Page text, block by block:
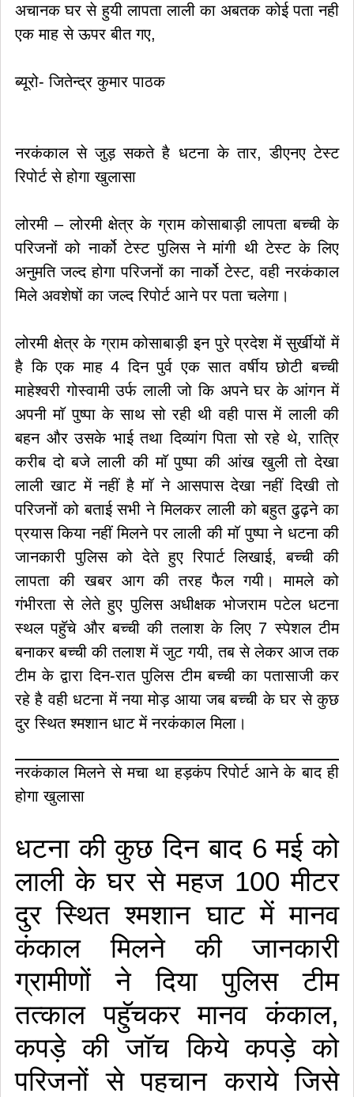
अचानक घर से हुयी लापता लाली का अबतक कोई पता नही
एक माह से ऊपर बीत गए,
ब्यूरो- जितेन्द्र कुमार पाठक
नरकंकाल से जुड़ सकते है धटना के तार, डीएनए टेस्ट
रिपोर्ट से होगा खुलासा
लोरमी – लोरमी क्षेत्र के ग्राम कोसाबाड़ी लापता बच्ची के
परिजनों को नार्को टेस्ट पुलिस ने मांगी थी टेस्ट के लिए
अनुमति जल्द होगा परिजनों का नार्को टेस्ट, वही नरकंकाल
मिले अवशेषों का जल्द रिपोर्ट आने पर पता चलेगा।
लोरमी क्षेत्र के ग्राम कोसाबाड़ी इन पुरे प्रदेश में सुर्खीयों में
है कि एक माह 4 दिन पुर्व एक सात वर्षीय छोटी बच्ची
माहेश्वरी गोस्वामी उर्फ लाली जो कि अपने घर के आंगन में
अपनी माॅ पुष्पा के साथ सो रही थी वही पास में लाली की
बहन और उसके भाई तथा दिव्यांग पिता सो रहे थे, रात्रि
करीब दो बजे लाली की माॅ पुष्पा की आंख खुली तो देखा
लाली खाट में नहीं है माॅ ने आसपास देखा नहीं दिखी तो
परिजनों को बताई सभी ने मिलकर लाली को बहुत ढुढ़ने का
प्रयास किया नहीं मिलने पर लाली की माॅ पुष्पा ने धटना की
जानकारी पुलिस को देते हुए रिपार्ट लिखाई, बच्ची की
लापता की खबर आग की तरह फैल गयी। मामले को
गंभीरता से लेते हुए पुलिस अधीक्षक भोजराम पटेल धटना
स्थल पहॅुचे और बच्ची की तलाश के लिए 7 स्पेशल टीम
बनाकर बच्ची की तलाश में जुट गयी, तब से लेकर आज तक
टीम के द्वारा दिन-रात पुलिस टीम बच्ची का पतासाजी कर
रहे है वही धटना में नया मोड़ आया जब बच्ची के घर से कुछ
दुर स्थित श्मशान धाट में नरकंकाल मिला।
नरकंकाल मिलने से मचा था हड़कंप रिपोर्ट आने के बाद ही
होगा खुलासा
धटना की कुछ दिन बाद 6 मई को
लाली के घर से महज 100 मीटर
दुर स्थित श्मशान घाट में मानव
कंकाल मिलने की जानकारी
ग्रामीणों ने दिया पुलिस टीम
तत्काल पहुॅचकर मानव कंकाल,
कपड़े की जाॅच किये कपड़े को
परिजनों से पहचान कराये जिसे